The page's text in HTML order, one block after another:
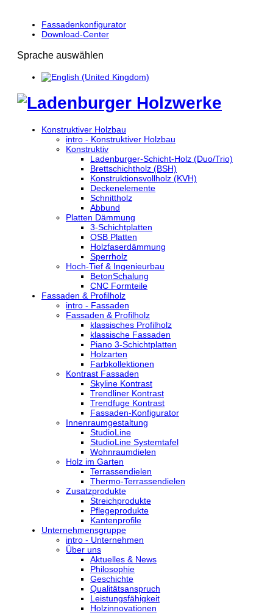
Fassadenkonfigurator
Download-Center
Sprache auswählen
Konstruktiver Holzbau
intro - Konstruktiver Holzbau
Konstruktiv
Ladenburger-Schicht-Holz (Duo/Trio)
Brettschichtholz (BSH)
Konstruktionsvollholz (KVH)
Deckenelemente
Schnittholz
Abbund
Platten Dämmung
3-Schichtplatten
OSB Platten
Holzfaserdämmung
Sperrholz
Hoch-Tief & Ingenieurbau
BetonSchalung
CNC Formteile
Fassaden & Profilholz
intro - Fassaden
Fassaden & Profilholz
klassisches Profilholz
klassische Fassaden
Piano 3-Schichtplatten
Holzarten
Farbkollektionen
Kontrast Fassaden
Skyline Kontrast
Trendliner Kontrast
Trendfuge Kontrast
Fassaden-Konfigurator
Innenraumgestaltung
StudioLine
StudioLine Systemtafel
Wohnraumdielen
Holz im Garten
Terrassendielen
Thermo-Terrassendielen
Zusatzprodukte
Streichprodukte
Pflegeprodukte
Kantenprofile
Unternehmensgruppe
intro - Unternehmen
Über uns
Aktuelles & News
Philosophie
Geschichte
Qualitätsanspruch
Leistungsfähigkeit
Holzinnovationen